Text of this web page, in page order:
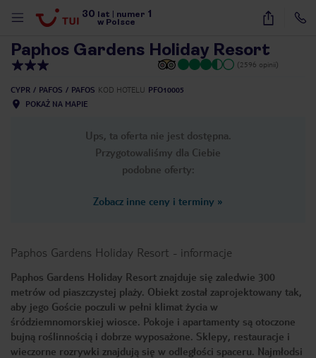
30 lat numer 1
w Polsce
23
Paphos Gardens Holiday Resort
(2596 opinii)
CYPR PAFOS PAFOS KOD HOTELU PFO10005
POKAŻ NA MAPIE
Ups, ta oferta nie jest dostępna.
Przygotowaliśmy dla Ciebie
podobne oferty:
Zobacz inne ceny i terminy »
Paphos Gardens Holiday Resort - informacje
Paphos Gardens Holiday Resort znajduje się zaledwie 300
metrów od piaszczystej plaży. Obiekt został zaprojektowany tak,
aby jego Goście poczuli w pełni klimat życia w
śródziemnomorskiej wiosce. Pokoje i apartamenty są otoczone
bujną roślinnością i dobrze wyposażone. Sklepy, restauracje i
wieczorne rozrywki znajdują się w odległości spaceru. Najmłodsi